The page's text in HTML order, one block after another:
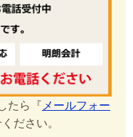
たら『 メールフォー
ださい。